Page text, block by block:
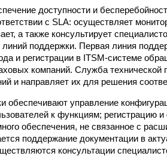
доступности и
с SLA: осуществляет
а также консультирует
линий поддержки. Первая линия
и регистрации в ITSM-системе
компаний. Служба технической
и направляет их для решения
обеспечивают управление
к функциям; регистрацию
обеспечения, не связанное с
поддержание документации в
консультации